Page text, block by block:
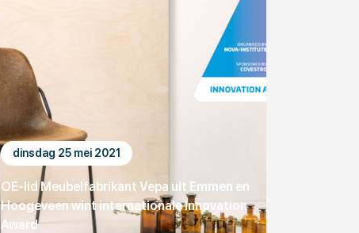
dinsdag 25 mei 2021
OE-lid Meubelfabrikant Vepa uit Emmen en
Hoogeveen wint internationale Innovation
Award